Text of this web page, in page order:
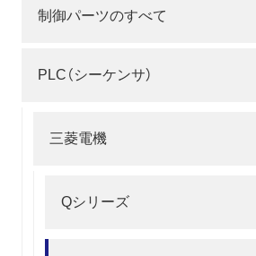
制御パーツのすべて
PLC（シーケンサ）
三菱電機
Qシリーズ